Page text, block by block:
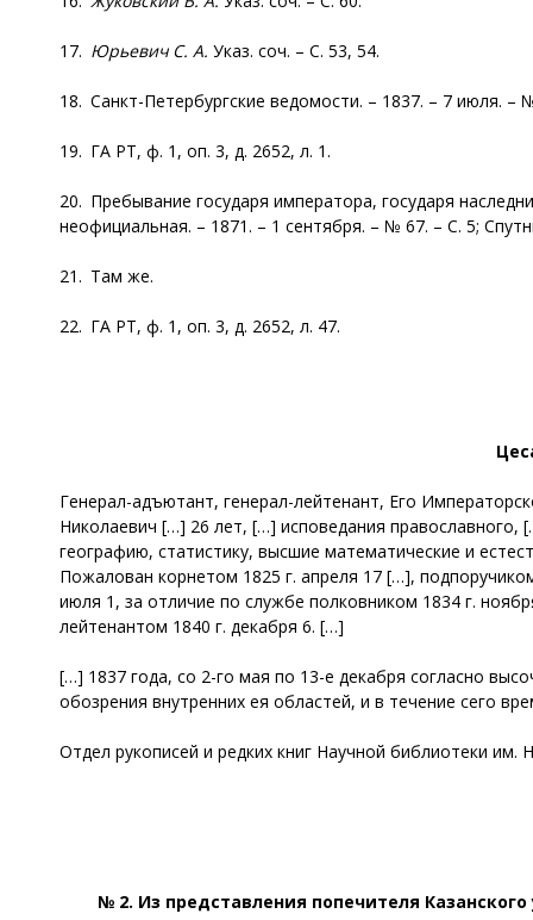
17. Юрьевич С. А. Указ. соч. – С. 53, 54.
18. Санкт-Петербургские ведомости. – 1837. – 7 июля. –
19. ГА РТ, ф. 1, оп. 3, д. 2652, л. 1.
20. Пребывание государя императора, государя
неофициальная. – 1871. – 1 сентября. – № 67. – С. 5;
21. Там же.
22. ГА РТ, ф. 1, оп. 3, д. 2652, л. 47.
Генерал-адъютант, генерал-лейтенант, Его
Николаевич […] 26 лет, […] исповедания православного,
географию, статистику, высшие математические и
Пожалован корнетом 1825 г. апреля 17 […],
июля 1, за отличие по службе полковником 1834 г.
лейтенантом 1840 г. декабря 6. […]
[…] 1837 года, со 2-го мая по 13-е декабря согласно
обозрения внутренних ея областей, и в течение сего
Отдел рукописей и редких книг Научной библиотеки им.
№ 2. Из представления попечителя